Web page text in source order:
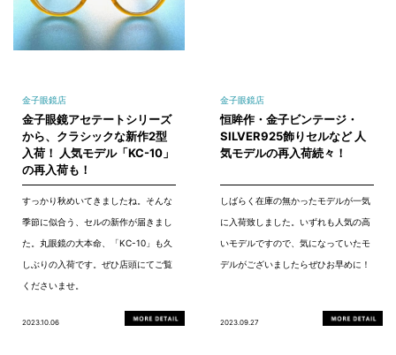
金子眼鏡店
金子眼鏡アセテートシリーズ
から、クラシックな新作2型
入荷！ 人気モデル「KC-10」
の再入荷も！
すっかり秋めいてきましたね。そんな
季節に似合う、セルの新作が届きまし
た。丸眼鏡の大本命、「KC-10」も久
しぶりの入荷です。ぜひ店頭にてご覧
くださいませ。
2023.10.06
金子眼鏡店
恒眸作・金子ビンテージ・
SILVER925飾りセルなど 人
気モデルの再入荷続々！
しばらく在庫の無かったモデルが一気
に入荷致しました。いずれも人気の高
いモデルですので、気になっていたモ
デルがございましたらぜひお早めに！
2023.09.27